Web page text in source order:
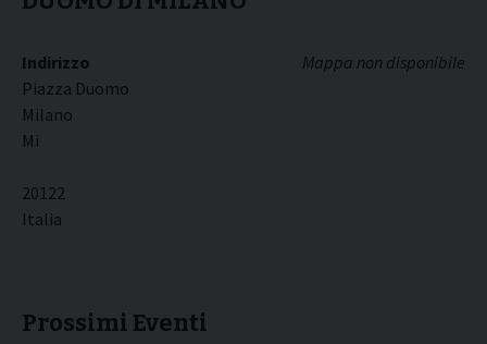
Mappa non disponibile
Indirizzo
Piazza Duomo
Milano
Mi
20122
Italia
Prossimi Eventi